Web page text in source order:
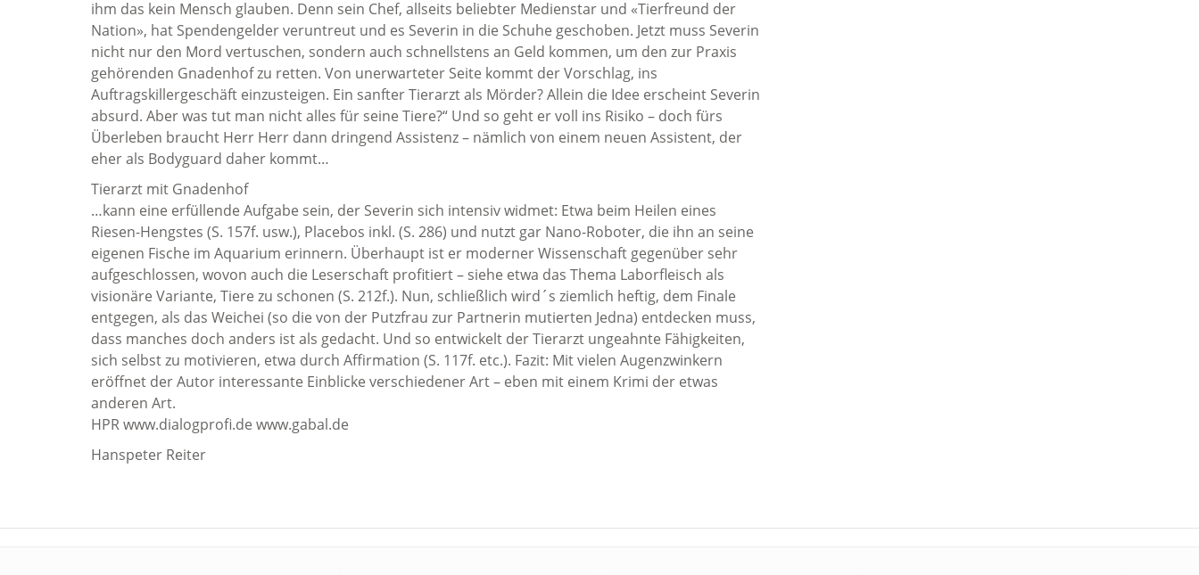
ihm das kein Mensch glauben. Denn sein Chef, allseits beliebter Medienstar und «Tierfreund der
Nation», hat Spendengelder veruntreut und es Severin in die Schuhe geschoben. Jetzt muss Severin
nicht nur den Mord vertuschen, sondern auch schnellstens an Geld kommen, um den zur Praxis
gehörenden Gnadenhof zu retten. Von unerwarteter Seite kommt der Vorschlag, ins
Auftragskillergeschäft einzusteigen. Ein sanfter Tierarzt als Mörder? Allein die Idee erscheint Severin
absurd. Aber was tut man nicht alles für seine Tiere?“ Und so geht er voll ins Risiko – doch fürs
Überleben braucht Herr Herr dann dringend Assistenz – nämlich von einem neuen Assistent, der
eher als Bodyguard daher kommt…
Tierarzt mit Gnadenhof
…kann eine erfüllende Aufgabe sein, der Severin sich intensiv widmet: Etwa beim Heilen eines
Riesen-Hengstes (S. 157f. usw.), Placebos inkl. (S. 286) und nutzt gar Nano-Roboter, die ihn an seine
eigenen Fische im Aquarium erinnern. Überhaupt ist er moderner Wissenschaft gegenüber sehr
aufgeschlossen, wovon auch die Leserschaft profitiert – siehe etwa das Thema Laborfleisch als
visionäre Variante, Tiere zu schonen (S. 212f.). Nun, schließlich wird´s ziemlich heftig, dem Finale
entgegen, als das Weichei (so die von der Putzfrau zur Partnerin mutierten Jedna) entdecken muss,
dass manches doch anders ist als gedacht. Und so entwickelt der Tierarzt ungeahnte Fähigkeiten,
sich selbst zu motivieren, etwa durch Affirmation (S. 117f. etc.). Fazit: Mit vielen Augenzwinkern
eröffnet der Autor interessante Einblicke verschiedener Art – eben mit einem Krimi der etwas
anderen Art.
HPR www.dialogprofi.de www.gabal.de
Hanspeter Reiter